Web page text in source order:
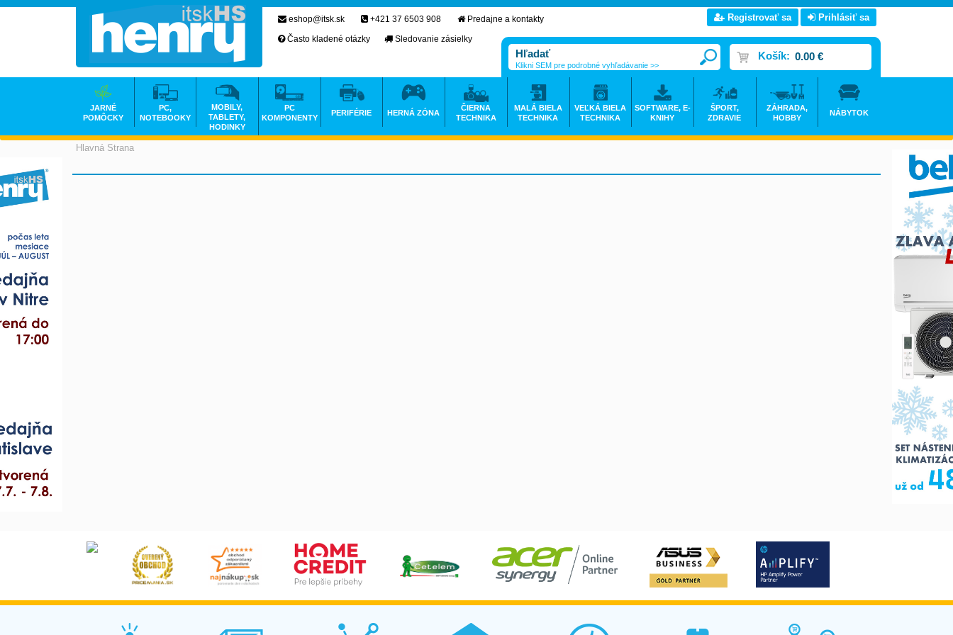
Hlavná Strana
eshop@itsk.sk +421 37 6503 908
Predajne a kontakty
Často kladené otázky
Sledovanie zásielky
Registrovať sa Prihlásiť sa
Košík: 0.00 €
Klikni SEM pre podrobné vyhľadávanie >>
JARNÉ
POMÔCKY
PC,
NOTEBOOKY
MOBILY,
TABLETY,
HODINKY
PC
KOMPONENTY
PERIFÉRIE HERNÁ ZÓNA
ČIERNA
TECHNIKA
MALÁ BIELA
TECHNIKA
VEĽKÁ BIELA
TECHNIKA
SOFTWARE, E-
KNIHY
ŠPORT,
ZDRAVIE
ZÁHRADA,
HOBBY
NÁBYTOK